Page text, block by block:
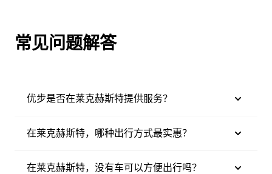
常见问题解答
优步是否在莱克赫斯特提供服务？
在莱克赫斯特，哪种出行方式最实惠？
在莱克赫斯特，没有车可以方便出行吗？